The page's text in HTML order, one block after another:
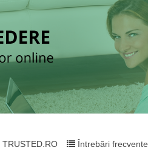
TRUSTED.RO Întrebări frecvente